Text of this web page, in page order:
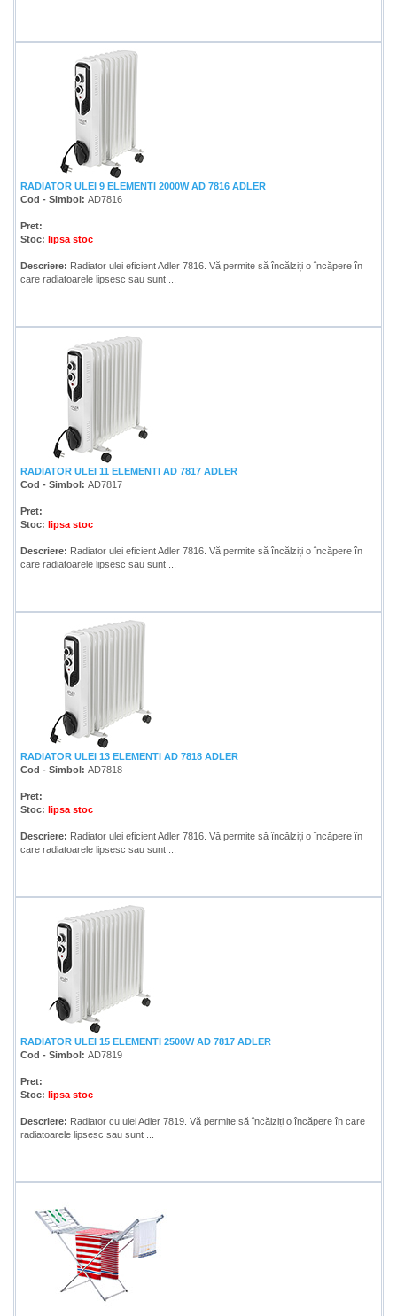
RADIATOR ULEI 9 ELEMENTI 2000W AD 7816 ADLER
Cod - Simbol: AD7816
Pret:
Stoc: lipsa stoc
Descriere: Radiator ulei eficient Adler 7816. Vă permite să încălziți o încăpere în
care radiatoarele lipsesc sau sunt ...
RADIATOR ULEI 11 ELEMENTI AD 7817 ADLER
Cod - Simbol: AD7817
Pret:
Stoc: lipsa stoc
Descriere: Radiator ulei eficient Adler 7816. Vă permite să încălziți o încăpere în
care radiatoarele lipsesc sau sunt ...
RADIATOR ULEI 13 ELEMENTI AD 7818 ADLER
Cod - Simbol: AD7818
Pret:
Stoc: lipsa stoc
Descriere: Radiator ulei eficient Adler 7816. Vă permite să încălziți o încăpere în
care radiatoarele lipsesc sau sunt ...
RADIATOR ULEI 15 ELEMENTI 2500W AD 7817 ADLER
Cod - Simbol: AD7819
Pret:
Stoc: lipsa stoc
Descriere: Radiator cu ulei Adler 7819. Vă permite să încălziți o încăpere în care
radiatoarele lipsesc sau sunt ...